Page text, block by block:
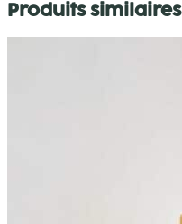
Produits similaires